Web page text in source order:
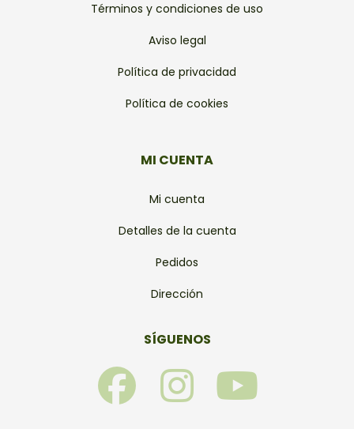
Términos y condiciones de uso
Aviso legal
Política de privacidad
Política de cookies
MI CUENTA
Mi cuenta
Detalles de la cuenta
Pedidos
Dirección
SÍGUENOS
F I Y